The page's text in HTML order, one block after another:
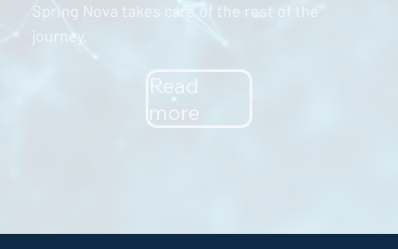
Spring Nova takes care of the rest of the
journey.
Read
more